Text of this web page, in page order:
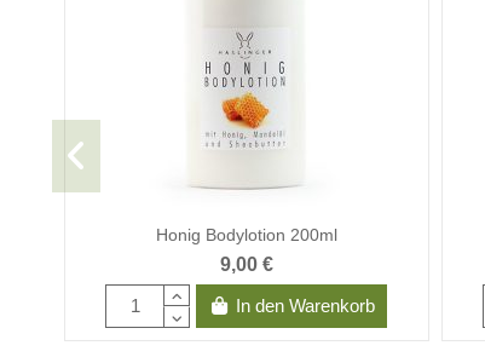
Honig Bodylotion 200ml
9,00 €
In den Warenkorb